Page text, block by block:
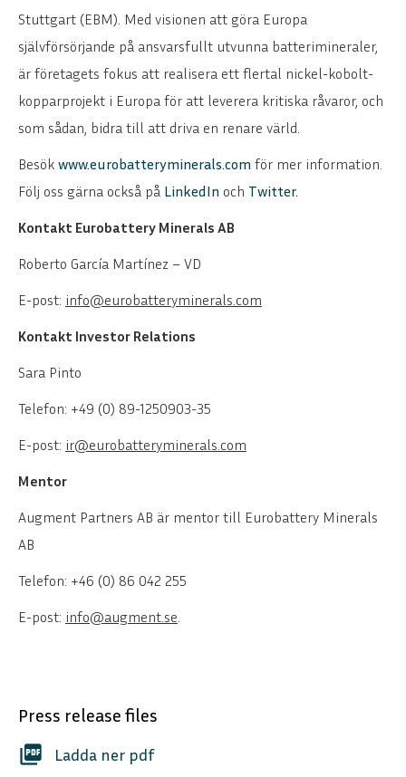
Stuttgart (EBM). Med visionen att göra Europa
självförsörjande på ansvarsfullt utvunna batterimineraler,
är företagets fokus att realisera ett flertal nickel-kobolt-
kopparprojekt i Europa för att leverera kritiska råvaror, och
som sådan, bidra till att driva en renare värld.
Besök www.eurobatteryminerals.com för mer information.
Följ oss gärna också på LinkedIn och Twitter.
Kontakt Eurobattery Minerals AB
Roberto García Martínez – VD
E-post: info@eurobatteryminerals.com
Kontakt Investor Relations
Sara Pinto
Telefon: +49 (0) 89-1250903-35
E-post: ir@eurobatteryminerals.com
Mentor
Augment Partners AB är mentor till Eurobattery Minerals
AB
Telefon: +46 (0) 86 042 255
E-post: info@augment.se
Press release files
picture_as_pdf Ladda ner pdf